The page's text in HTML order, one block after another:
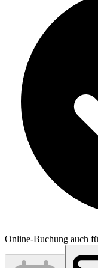
Online-Buchung auch